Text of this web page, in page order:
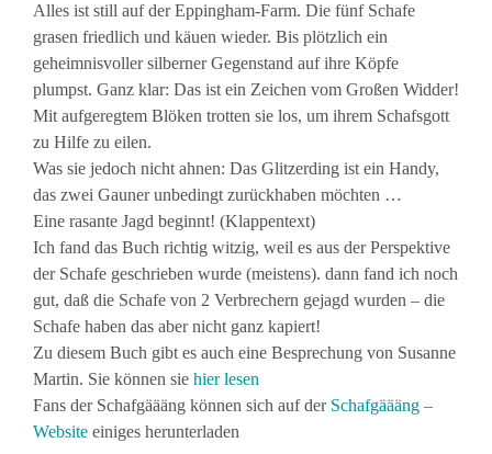
Alles ist still auf der Eppingham-Farm. Die fünf Schafe
grasen friedlich und käuen wieder. Bis plötzlich ein
geheimnisvoller silberner Gegenstand auf ihre Köpfe
plumpst. Ganz klar: Das ist ein Zeichen vom Großen Widder!
Mit aufgeregtem Blöken trotten sie los, um ihrem Schafsgott
zu Hilfe zu eilen.
Was sie jedoch nicht ahnen: Das Glitzerding ist ein Handy,
das zwei Gauner unbedingt zurückhaben möchten …
Eine rasante Jagd beginnt! (Klappentext)
Ich fand das Buch richtig witzig, weil es aus der Perspektive
der Schafe geschrieben wurde (meistens). dann fand ich noch
gut, daß die Schafe von 2 Verbrechern gejagd wurden – die
Schafe haben das aber nicht ganz kapiert!
Zu diesem Buch gibt es auch eine Besprechung von Susanne
Martin. Sie können sie hier lesen
Fans der Schafgäääng können sich auf der Schafgäääng –
Website einiges herunterladen